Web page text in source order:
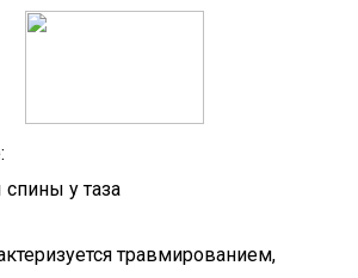
у таза
травмированием,